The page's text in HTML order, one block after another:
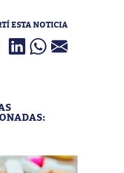
ESTA NOTICIA